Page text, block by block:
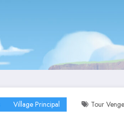
Village Principal Tour